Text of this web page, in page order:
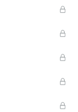




